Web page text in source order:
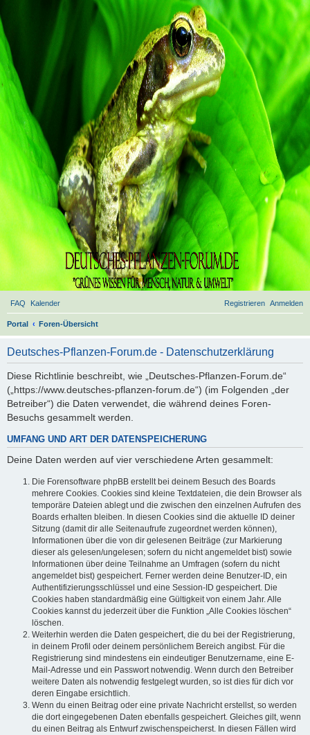
FAQ Kalender Anmelden
Registrieren
Portal Foren-Übersicht
Deutsches-Pflanzen-Forum.de - Datenschutzerklärung
Diese Richtlinie beschreibt, wie „Deutsches-Pflanzen-Forum.de“
(„https://www.deutsches-pflanzen-forum.de“) (im Folgenden „der
Betreiber“) die Daten verwendet, die während deines Foren-
Besuchs gesammelt werden.
UMFANG UND ART DER DATENSPEICHERUNG
Deine Daten werden auf vier verschiedene Arten gesammelt:
Die Forensoftware phpBB erstellt bei deinem Besuch des Boards
mehrere Cookies. Cookies sind kleine Textdateien, die dein Browser als
temporäre Dateien ablegt und die zwischen den einzelnen Aufrufen des
Boards erhalten bleiben. In diesen Cookies sind die aktuelle ID deiner
Sitzung (damit dir alle Seitenaufrufe zugeordnet werden können),
Informationen über die von dir gelesenen Beiträge (zur Markierung
dieser als gelesen/ungelesen; sofern du nicht angemeldet bist) sowie
Informationen über deine Teilnahme an Umfragen (sofern du nicht
angemeldet bist) gespeichert. Ferner werden deine Benutzer-ID, ein
Authentifizierungsschlüssel und eine Session-ID gespeichert. Die
Cookies haben standardmäßig eine Gültigkeit von einem Jahr. Alle
Cookies kannst du jederzeit über die Funktion „Alle Cookies löschen“
löschen.
Weiterhin werden die Daten gespeichert, die du bei der Registrierung,
in deinem Profil oder deinem persönlichem Bereich angibst. Für die
Registrierung sind mindestens ein eindeutiger Benutzername, eine E-
Mail-Adresse und ein Passwort notwendig. Wenn durch den Betreiber
weitere Daten als notwendig festgelegt wurden, so ist dies für dich vor
deren Eingabe ersichtlich.
Wenn du einen Beitrag oder eine private Nachricht erstellst, so werden
die dort eingegebenen Daten ebenfalls gespeichert. Gleiches gilt, wenn
du einen Beitrag als Entwurf zwischenspeicherst. In diesen Fällen wird